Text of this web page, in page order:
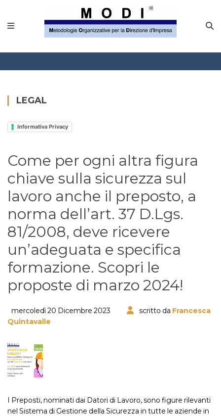
Questionario
Blog e info
FAQ
Come per ogni altra figura
chiave sulla sicurezza sul
lavoro anche il preposto, a
norma dell’art. 37 D.Lgs.
81/2008, deve ricevere
un’adeguata e specifica
formazione. Scopri le
proposte di marzo 2024!
mercoledì 20 Dicembre 2023 scritto da Francesca
Quintavalle
I Preposti, nominati dai Datori di Lavoro, sono figure rilevanti
nel Sistema di Gestione della Sicurezza in tutte le aziende in
LEGAL
Informativa Privacy